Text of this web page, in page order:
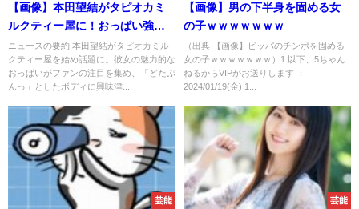
【画像】本田望結がタピオカミ
ルクティー屋に！おっぱい強調
しすぎｗ
ニュースの要約 本田望結がタピオカミル
クティー屋を始め話題に。彼女の魅力的な
おっぱいがファンの注目を集め、「どたぷ
んっ」としたボディに興味津...
【画像】男の下半身を固める女
の子ｗｗｗｗｗｗｗ
（出典 【画像】ビッパのチンポを固める
女の子ｗｗｗｗｗｗｗ）1 以下、5ちゃん
ねるからVIPがお送りします ：
2024/01/19(金) 1...
芸能 芸能